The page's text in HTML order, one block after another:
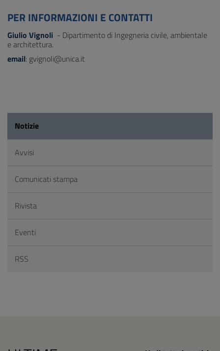
PER INFORMAZIONI E CONTATTI
Giulio Vignoli - Dipartimento di Ingegneria civile, ambientale
e architettura.
email: gvignoli@unica.it
Notizie
Avvisi
Comunicati stampa
Rivista
Eventi
RSS